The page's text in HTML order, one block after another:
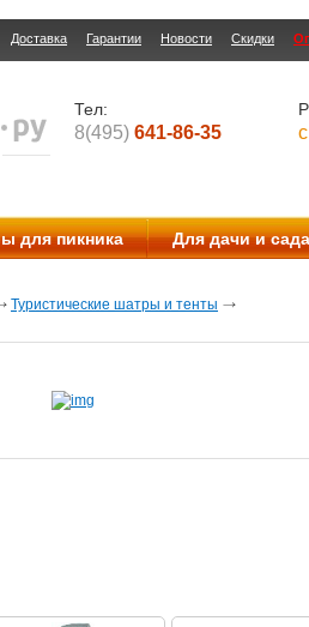
Доставка Гарантии Новости Скидки
Тел:
8(495) 641-86-35
для пикника Для дачи и сада
Туристические шатры и тенты